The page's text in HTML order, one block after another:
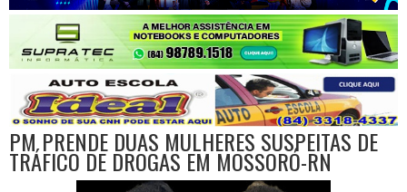
PM PRENDE DUAS MULHERES SUSPEITAS DE
TRÁFICO DE DROGAS EM MOSSORÓ-RN